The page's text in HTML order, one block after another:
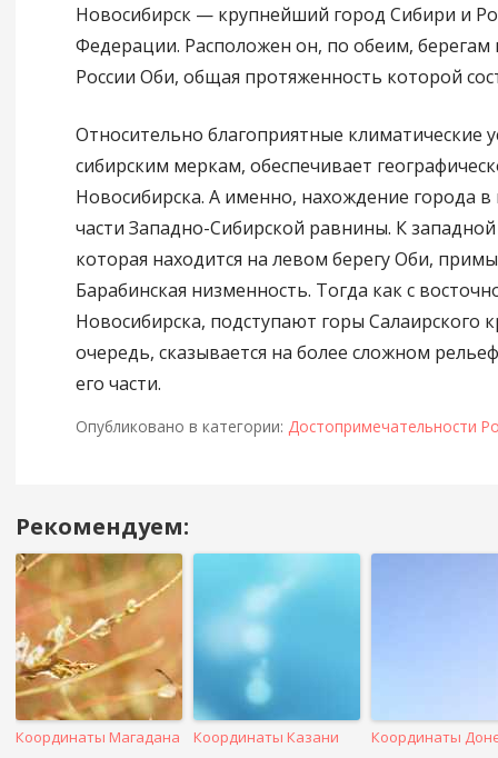
Новосибирск — крупнейший город Сибири и
Федерации. Расположен он, по обеим,
России Оби, общая протяженность которой
Относительно благоприятные климатические
сибирским меркам, обеспечивает
Новосибирска. А именно, нахождение города
части Западно-Сибирской равнины. К западной
которая находится на левом берегу Оби,
Барабинская низменность. Тогда как с
Новосибирска, подступают горы Салаирского
очередь, сказывается на более сложном
его части.
Опубликовано в категории: Достопримечательности
Навигация
в
посте
Рекомендуем:
Координаты Магадана Координаты Казани Координаты